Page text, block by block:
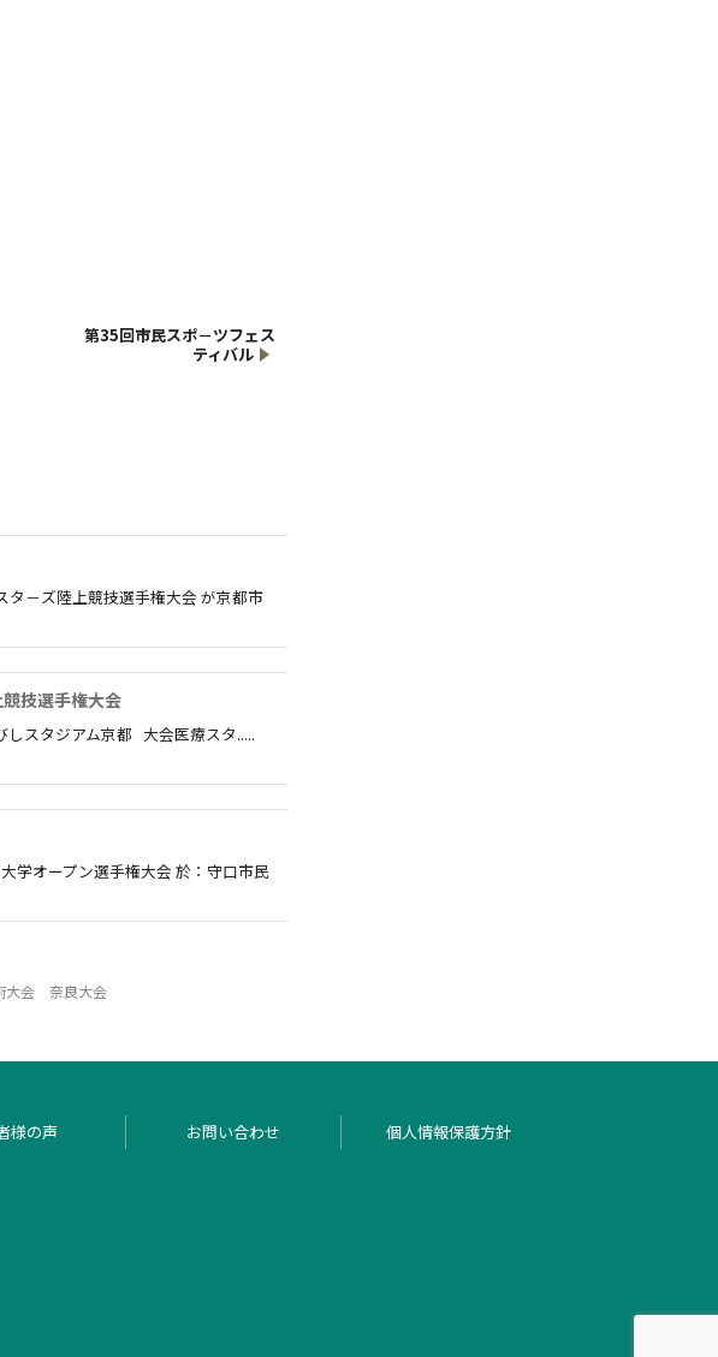
第35回市民スポ－ツフェス
ティバル
－ズ陸上競技選手権大会 が京都市
技選手権大会
しスタジアム京都 大会医療スタ.....
学オープン選手権大会 於：守口市民
大会 奈良大会
様の声 お問い合わせ 個人情報保護方針